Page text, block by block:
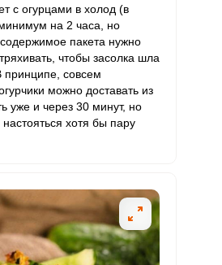
с огурцами в холод (в
на 2 часа, но
пакета нужно
чтобы засолка шла
совсем
можно доставать из
уже и через 30 минут, но
хотя бы пару